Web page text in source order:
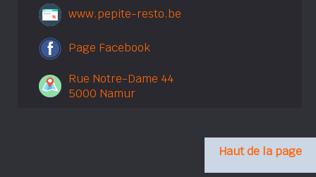
www.pepite-resto.be
Page Facebook
Rue Notre-Dame 44
5000 Namur
Haut de la page